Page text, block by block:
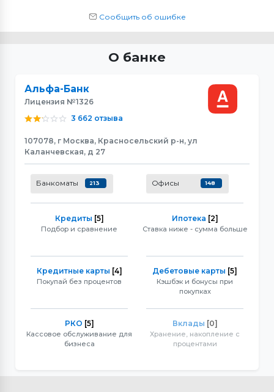
Сообщить об ошибке
О банке
Альфа-Банк
Лицензия №1326
3 662 отзыва
107078, г Москва, Красносельский р-н, ул
Каланчевская, д 27
Банкоматы 213 Офисы 148
Кредиты [5]
Подбор и сравнение
Ипотека [2]
Ставка ниже - сумма больше
Кредитные карты [4]
Покупай без процентов
Дебетовые карты [5]
Кэшбэк и бонусы при
покупках
РКО [5]
Кассовое обслуживание для
бизнеса
Вклады [0]
Хранение, накопление с
процентами